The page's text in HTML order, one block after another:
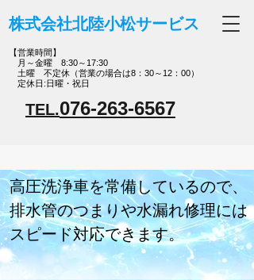
株式会社北陸小松サービス
【営業時間】
月～金曜 8:30～17:30
土曜 不定休（営業の場合は8：30～12：00）
定休日:日曜・祝日
TEL.076-263-6567
高圧洗浄車を常備しているので、
排水管のつまりや水漏れ修理には
スピード対応できます。